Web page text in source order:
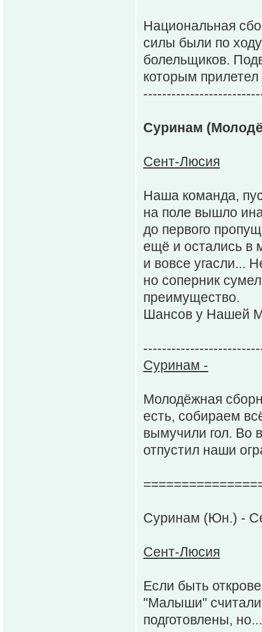
Национальная
силы были по
болельщиков.
которым
Суринам
Сент-Люсия
Наша команда,
на поле вышло
до первого
ещё и остались в
и вовсе угасли...
но соперник
преимущество.
Шансов у Нашей
Суринам -
Молодёжная
есть, собираем
вымучили гол. Во
отпустил наши
Суринам (Юн.) -
Сент-Люсия
Если быть
"Малыши"
подготовлены,